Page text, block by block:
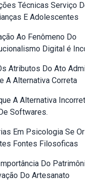
Técnicas Serviço
E Adolescentes
Ao Fenômeno Do
Digital é
Atributos Do Ato
A Alternativa Correta
A Alternativa
Softwares.
Em Psicologia Se
Fontes Filosoficas
Do
Do Artesanato